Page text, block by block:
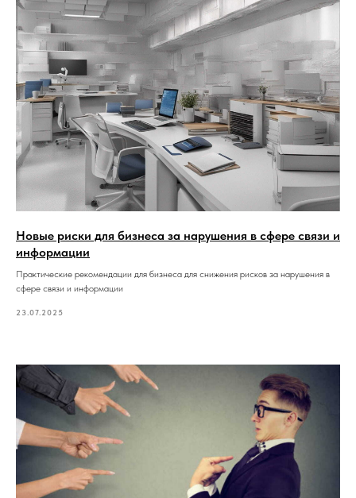
Новые риски для бизнеса за нарушения в сфере связи и
информации
Практические рекомендации для бизнеса для снижения рисков за нарушения в
сфере связи и информации
23.07.2025